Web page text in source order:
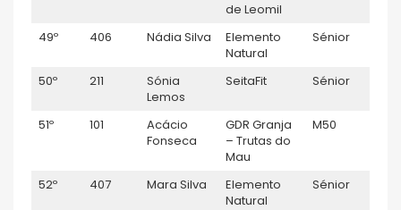
de Leomil
49º
406 Nádia Silva
Elemento
Natural
Sénior
50º 211
Sónia
Lemos
SeitaFit Sénior
51º 101
Acácio
Fonseca
GDR Granja
– Trutas do
Mau
M50
52º 407 Mara Silva
Elemento
Natural
Sénior